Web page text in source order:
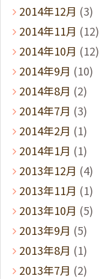
2014年12月 (3)
2014年11月 (12)
2014年10月 (12)
2014年9月 (10)
2014年8月 (2)
2014年7月 (3)
2014年2月 (1)
2014年1月 (1)
2013年12月 (4)
2013年11月 (1)
2013年10月 (5)
2013年9月 (5)
2013年8月 (1)
2013年7月 (2)